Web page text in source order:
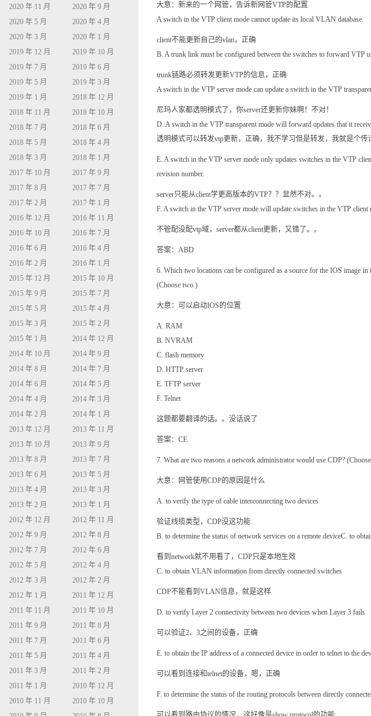
大意：新来的一个网管，告诉新网管VTP的配置
A switch in the VTP client mode cannot update its local VLAN database.
client不能更新自己的vlan，正确
B. A trunk link must be configured between the switches to forward VTP
trunk链路必须转发更新VTP的信息，正确
A switch in the VTP server mode can update a switch in the VTP
尼玛人家都透明模式了，你server还更新你妹啊！不对！
D. A switch in the VTP transparent mode will forward updates that it
透明模式可以转发vtp更新，正确，我不学习但是转发，我就是个传
E. A switch in the VTP server mode only updates switches in the VTP
revision number.
server只能从client学更高版本的VTP？？显然不对。。
F. A switch in the VTP server mode will update switches in the VTP
不管配没配vtp域，server都从client更新，又错了。。
答案：ABD
6. Which two locations can be configured as a source for the IOS image in
(Choose two.)
大意：可以启动IOS的位置
A. RAM
B. NVRAM
C. flash memory
D. HTTP server
E. TFTP server
F. Telnet
这题都要翻译的话。。没话说了
答案：CE
7. What are two reasons a network administrator would use CDP?
大意：网管使用CDP的原因是什么
A. to verify the type of cable interconnecting two devices
验证线缆类型，CDP没这功能
B. to determine the status of network services on a remote deviceC. to
看到network就不用看了，CDP只是本地生效
C. to obtain VLAN information from directly connected switches
CDP不能看到VLAN信息，就是这样
D. to verify Layer 2 connectivity between two devices when Layer 3 fails
可以验证2、3之间的设备，正确
E. to obtain the IP address of a connected device in order to telnet to the
可以看到连接和telnet的设备，嗯，正确
F. to determine the status of the routing protocols between directly
2020 年 11 月
2020 年 9 月
2020 年 5 月
2020 年 4 月
2020 年 3 月
2020 年 1 月
2019 年 12 月
2019 年 10 月
2019 年 7 月
2019 年 6 月
2019 年 5 月
2019 年 3 月
2019 年 1 月
2018 年 12 月
2018 年 11 月
2018 年 10 月
2018 年 7 月
2018 年 6 月
2018 年 5 月
2018 年 4 月
2018 年 3 月
2018 年 1 月
2017 年 10 月
2017 年 9 月
2017 年 8 月
2017 年 7 月
2017 年 2 月
2017 年 1 月
2016 年 12 月
2016 年 11 月
2016 年 10 月
2016 年 7 月
2016 年 6 月
2016 年 4 月
2016 年 2 月
2016 年 1 月
2015 年 12 月
2015 年 10 月
2015 年 9 月
2015 年 7 月
2015 年 5 月
2015 年 4 月
2015 年 3 月
2015 年 2 月
2015 年 1 月
2014 年 12 月
2014 年 10 月
2014 年 9 月
2014 年 8 月
2014 年 7 月
2014 年 6 月
2014 年 5 月
2014 年 4 月
2014 年 3 月
2014 年 2 月
2014 年 1 月
2013 年 12 月
2013 年 11 月
2013 年 10 月
2013 年 9 月
2013 年 8 月
2013 年 7 月
2013 年 6 月
2013 年 5 月
2013 年 4 月
2013 年 3 月
2013 年 2 月
2013 年 1 月
2012 年 12 月
2012 年 11 月
2012 年 9 月
2012 年 8 月
2012 年 7 月
2012 年 6 月
2012 年 5 月
2012 年 4 月
2012 年 3 月
2012 年 2 月
2012 年 1 月
2011 年 12 月
2011 年 11 月
2011 年 10 月
2011 年 9 月
2011 年 8 月
2011 年 7 月
2011 年 6 月
2011 年 5 月
2011 年 4 月
2011 年 3 月
2011 年 2 月
2011 年 1 月
2010 年 12 月
2010 年 11 月
2010 年 10 月